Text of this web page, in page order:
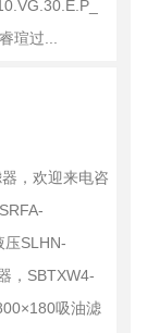
瑄过...
，欢迎来电咨
压SLHN-
，SBTXW4-
吸油滤